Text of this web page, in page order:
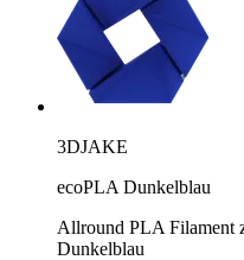
3DJAKE
ecoPLA Dunkelblau
Allround PLA Filament
Dunkelblau